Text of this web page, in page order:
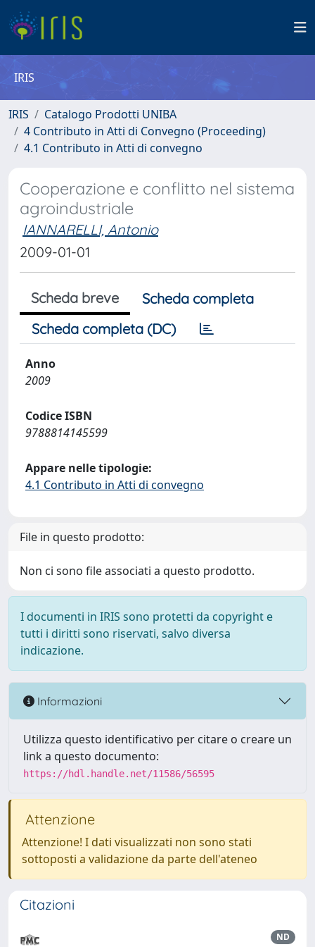
IRIS
IRIS
Catalogo Prodotti UNIBA
4 Contributo in Atti di Convegno (Proceeding)
4.1 Contributo in Atti di convegno
Cooperazione e conflitto nel sistema
agroindustriale
IANNARELLI, Antonio
2009-01-01
Scheda breve
Scheda completa
Scheda completa (DC)
Anno
2009
Codice ISBN
9788814145599
Appare nelle tipologie:
4.1 Contributo in Atti di convegno
File in questo prodotto:
Non ci sono file associati a questo prodotto.
I documenti in IRIS sono protetti da copyright e
tutti i diritti sono riservati, salvo diversa
indicazione.
Informazioni
Utilizza questo identificativo per citare o creare un
link a questo documento:
https://hdl.handle.net/11586/56595
Attenzione
Attenzione! I dati visualizzati non sono stati
sottoposti a validazione da parte dell'ateneo
Citazioni
ND